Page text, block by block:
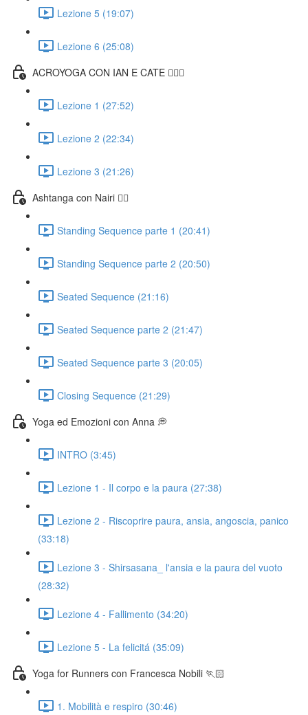
Lezione 5 (19:07)
Lezione 6 (25:08)
ACROYOGA CON IAN E CATE 🤸🏻‍♀️
Lezione 1 (27:52)
Lezione 2 (22:34)
Lezione 3 (21:26)
Ashtanga con Nairi 🧘‍♀️
Standing Sequence parte 1 (20:41)
Standing Sequence parte 2 (20:50)
Seated Sequence (21:16)
Seated Sequence parte 2 (21:47)
Seated Sequence parte 3 (20:05)
Closing Sequence (21:29)
Yoga ed Emozioni con Anna 💭
INTRO (3:45)
Lezione 1 - Il corpo e la paura (27:38)
Lezione 2 - Riscoprire paura, ansia, angoscia, panico
(33:18)
Lezione 3 - Shirsasana_ l'ansia e la paura del vuoto
(28:32)
Lezione 4 - Fallimento (34:20)
Lezione 5 - La felicitá (35:09)
Yoga for Runners con Francesca Nobili 🏃🏻
1. Mobilità e respiro (30:46)